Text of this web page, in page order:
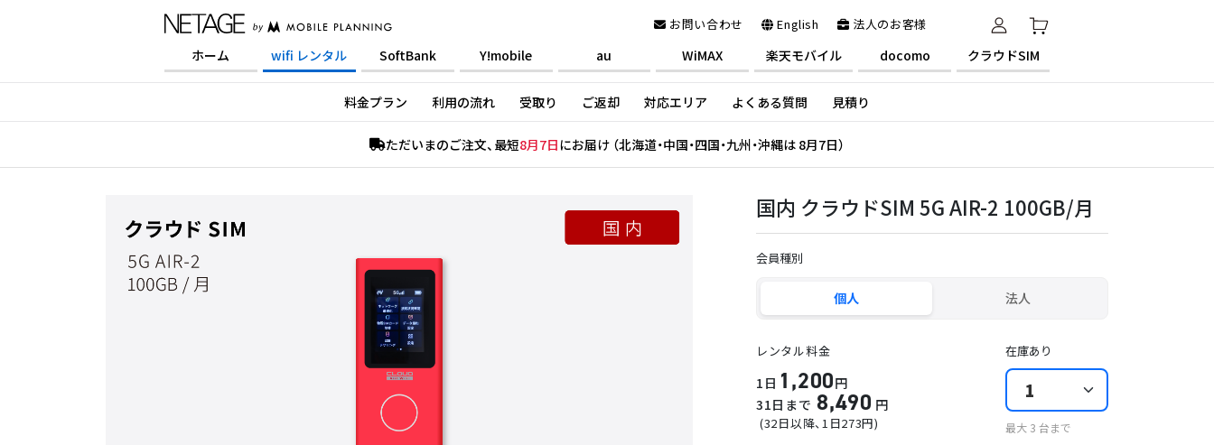
お問い合わせ English 法人のお客様
ホーム wifi レンタル SoftBank Y!mobile au WiMAX 楽天モバイル docomo クラウドSIM
料金プラン 利用の流れ 受取り ご返却 対応エリア よくある質問 見積り
ただいまのご注文、最短8月7日にお届け （北海道・中国・四国・九州・沖縄は 8月7日）
国内 クラウドSIM 5G AIR-2 100GB/月
会員種別
個人 法人
レンタル料金
1日 1,200円
31日まで 8,490 円
(32日以降、1日273円)
在庫あり
最大 3 台まで